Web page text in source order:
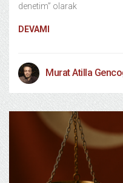
denetim” olarak
DEVAMI
Murat Atilla